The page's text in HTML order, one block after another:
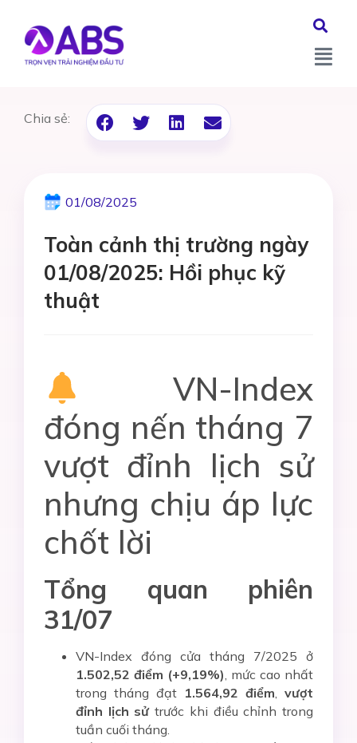
Chia sẻ:
01/08/2025
Toàn cảnh thị trường ngày
01/08/2025: Hồi phục kỹ
thuật
VN-Index
đóng nến tháng 7
vượt đỉnh lịch sử
nhưng chịu áp lực
chốt lời
Tổng quan phiên
31/07
VN-Index đóng cửa tháng 7/2025 ở
1.502,52 điểm (+9,19%), mức cao nhất
trong tháng đạt 1.564,92 điểm, vượt
đỉnh lịch sửtrước khi điều chỉnh trong
tuần cuối tháng.